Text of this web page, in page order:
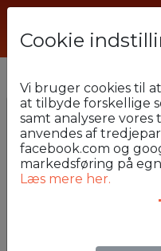
Kontakt os
Til*
Cookie
Vi bruger cookies til
at tilbyde forskellige
samt analysere vores
anvendes af
facebook.com og
markedsføring på
Læs mere her.